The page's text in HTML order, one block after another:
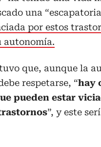
una
por estos
autonomía.
que, aunque la
respetarse, “hay
pueden estar
”, y este